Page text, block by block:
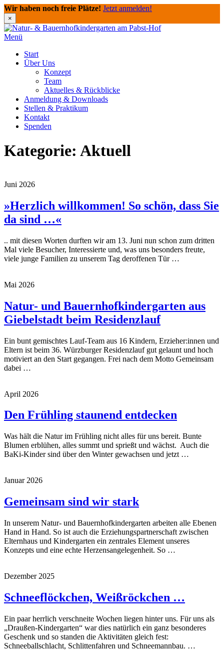
Wir haben noch freie Plätze! Jetzt anmelden!
×
Direkt
zum
Menü
Start
Über Uns
Konzept
Team
Aktuelles & Rückblicke
Anmeldung & Downloads
Stellen & Praktikum
Kontakt
Spenden
Kategorie: Aktuell
Juni 2026
»Herzlich willkommen! So schön, dass Sie
da sind …«
.. mit diesen Worten durften wir am 13. Juni nun schon zum dritten
Mal viele Besucher, Interessierte und, was uns besonders freute,
viele junge Familien zu unserem Tag deroffenen Tür …
Mai 2026
Natur- und Bauernhofkindergarten aus
Giebelstadt beim Residenzlauf
Ein bunt gemischtes Lauf-Team aus 16 Kindern, Erzieher:innen und
Eltern ist beim 36. Würzburger Residenzlauf gut gelaunt und hoch
motiviert an den Start gegangen. Frei nach dem Motto Gemeinsam
dabei …
April 2026
Den Frühling staunend entdecken
Was hält die Natur im Frühling nicht alles für uns bereit. Bunte
Blumen erblühen, alles summt und sprießt und wächst. Auch die
BaKi-Kinder sind über den Winter gewachsen und jetzt …
Januar 2026
Gemeinsam sind wir stark
In unserem Natur- und Bauernhofkindergarten arbeiten alle Ebenen
Hand in Hand. So ist auch die Erziehungspartnerschaft zwischen
Elternhaus und Kindergarten ein zentrales Element unseres
Konzepts und eine echte Herzensangelegenheit. So …
Dezember 2025
Schneeflöckchen, Weißröckchen …
Ein paar herrlich verschneite Wochen liegen hinter uns. Für uns als
„Draußen-Kindergarten“ war dies natürlich ein ganz besonderes
Geschenk und so standen die Aktivitäten gleich fest:
Schneeballschlacht, Schlittenfahren und Schneemannbau. …